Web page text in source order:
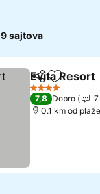
9 sajtova
Deli Dodati u
Evita Resort
4 Zvezdice
7,8 Dobro
0.1 km od plaže